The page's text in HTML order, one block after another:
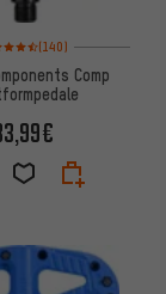
4,5 von 5
(140)
Comp